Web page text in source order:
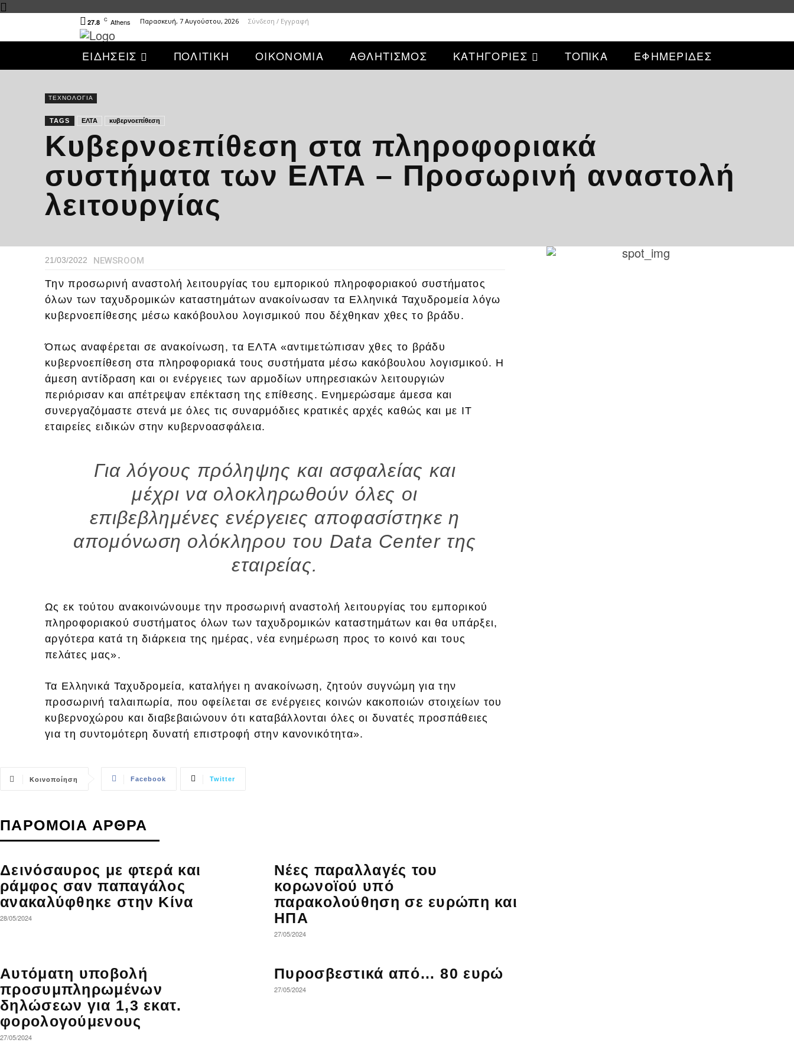
27.8 C Athens Παρασκευή, 7 Αυγούστου, 2026 Σύνδεση / Εγγραφή
ΕΙΔΗΣΕΙΣ ΠΟΛΙΤΙΚΗ ΟΙΚΟΝΟΜΙΑ ΑΘΛΗΤΙΣΜΟΣ ΚΑΤΗΓΟΡΙΕΣ ΤΟΠΙΚΑ ΕΦΗΜΕΡΙΔΕΣ
ΤΕΧΝΟΛΟΓΙΑ
TAGS ΕΛΤΑ κυβερνοεπίθεση
Κυβερνοεπίθεση στα πληροφοριακά
συστήματα των ΕΛΤΑ – Προσωρινή αναστολή
λειτουργίας
21/03/2022 NEWSROOM
Την προσωρινή αναστολή λειτουργίας του εμπορικού πληροφοριακού συστήματος
όλων των ταχυδρομικών καταστημάτων ανακοίνωσαν τα Ελληνικά Ταχυδρομεία λόγω
κυβερνοεπίθεσης μέσω κακόβουλου λογισμικού που δέχθηκαν χθες το βράδυ.
Όπως αναφέρεται σε ανακοίνωση, τα ΕΛΤΑ «αντιμετώπισαν χθες το βράδυ
κυβερνοεπίθεση στα πληροφοριακά τους συστήματα μέσω κακόβουλου λογισμικού. Η
άμεση αντίδραση και οι ενέργειες των αρμοδίων υπηρεσιακών λειτουργιών
περιόρισαν και απέτρεψαν επέκταση της επίθεσης. Ενημερώσαμε άμεσα και
συνεργαζόμαστε στενά με όλες τις συναρμόδιες κρατικές αρχές καθώς και με ΙΤ
εταιρείες ειδικών στην κυβερνοασφάλεια.
Για λόγους πρόληψης και ασφαλείας και
μέχρι να ολοκληρωθούν όλες οι
επιβεβλημένες ενέργειες αποφασίστηκε η
απομόνωση ολόκληρου του Data Center της
εταιρείας.
Ως εκ τούτου ανακοινώνουμε την προσωρινή αναστολή λειτουργίας του εμπορικού
πληροφοριακού συστήματος όλων των ταχυδρομικών καταστημάτων και θα υπάρξει,
αργότερα κατά τη διάρκεια της ημέρας, νέα ενημέρωση προς το κοινό και τους
πελάτες μας».
Τα Ελληνικά Ταχυδρομεία, καταλήγει η ανακοίνωση, ζητούν συγνώμη για την
προσωρινή ταλαιπωρία, που οφείλεται σε ενέργειες κοινών κακοποιών στοιχείων του
κυβερνοχώρου και διαβεβαιώνουν ότι καταβάλλονται όλες οι δυνατές προσπάθειες
για τη συντομότερη δυνατή επιστροφή στην κανονικότητα».
Κοινοποίηση Facebook Twitter
ΠΑΡΟΜΟΙΑ ΑΡΘΡΑ
Δεινόσαυρος με φτερά και
ράμφος σαν παπαγάλος
ανακαλύφθηκε στην Κίνα
28/05/2024
Νέες παραλλαγές του
κορωνοϊού υπό
παρακολούθηση σε ευρώπη και
ΗΠΑ
27/05/2024
Αυτόματη υποβολή
προσυμπληρωμένων
δηλώσεων για 1,3 εκατ.
φορολογούμενους
27/05/2024
Πυροσβεστικά από… 80 ευρώ
27/05/2024